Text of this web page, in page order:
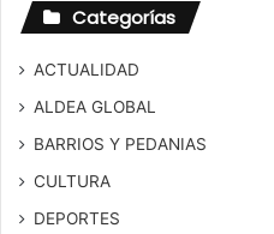
Categorías
ACTUALIDAD
ALDEA GLOBAL
BARRIOS Y PEDANIAS
CULTURA
DEPORTES